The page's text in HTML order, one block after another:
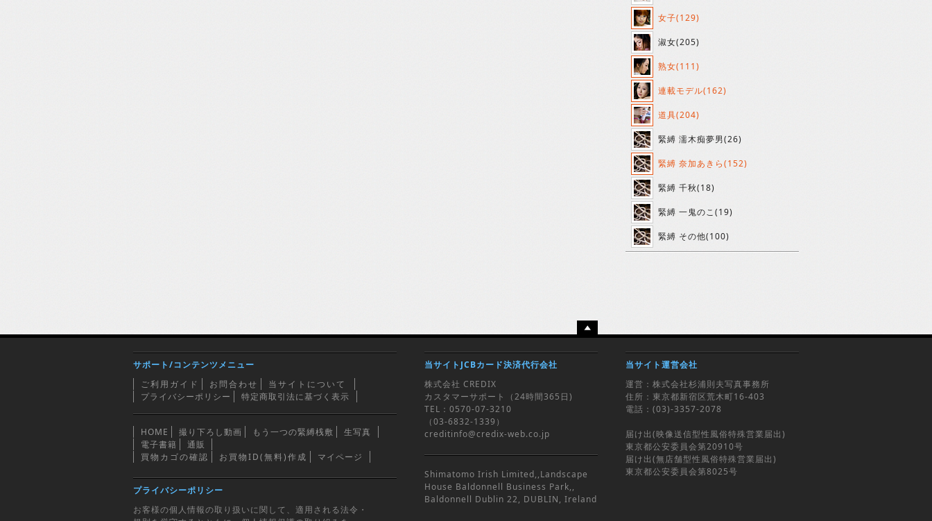
女子(129)
淑女(205)
熟女(111)
連載モデル(162)
道具(204)
緊縛 濡木痴夢男(26)
緊縛 奈加あきら(152)
緊縛 千秋(18)
緊縛 一鬼のこ(19)
緊縛 その他(100)
サポート/コンテンツメニュー
ご利用ガイド
お問合わせ
当サイトについて
プライバシーポリシー
特定商取引法に基づく表示
HOME 撮り下ろし動画 もう一つの緊縛桟敷
生写真
電子書籍
通販
買物カゴの確認
お買物ID(無料)作成 マイページ
プライバシーポリシー
お客様の個人情報の取り扱いに関して、適用される法令・
当サイトJCBカード決済代行会社
株式会社 CREDIX
カスタマーサポート（24時間365日)
TEL：0570-07-3210
（03-6832-1339）
creditinfo@credix-web.co.jp
Shimatomo Irish Limited,,Landscape
House Baldonnell Business Park,,
Baldonnell Dublin 22, DUBLIN, Ireland
当サイト運営会社
運営：株式会社杉浦則夫写真事務所
住所：東京都新宿区荒木町16-403
電話：(03)-3357-2078
届け出(映像送信型性風俗特殊営業届出)
東京都公安委員会第20910号
届け出(無店舗型性風俗特殊営業届出)
東京都公安委員会第8025号